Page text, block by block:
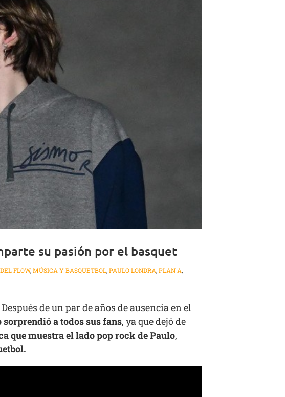
su pasión por el basquet
FLOW,MÚSICA Y BASQUETBOL,PAULO LONDRA,PLAN A,
Después de un par de años de ausencia en el
a todos sus fans, ya que dejó de
que muestra el lado pop rock de Paulo,